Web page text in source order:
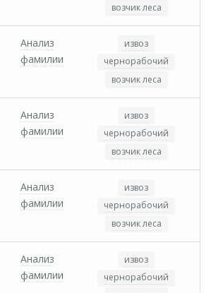
возчик леса
Анализ
фамилии
извоз
чернорабочий
возчик леса
Анализ
фамилии
извоз
чернорабочий
возчик леса
Анализ
фамилии
извоз
чернорабочий
возчик леса
Анализ
фамилии
извоз
чернорабочий